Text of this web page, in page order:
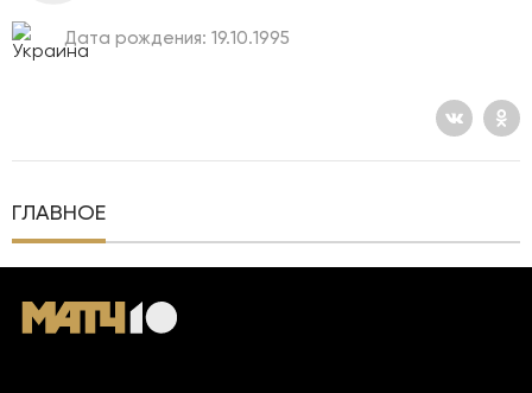
Дата рождения: 19.10.1995
ГЛАВНОЕ